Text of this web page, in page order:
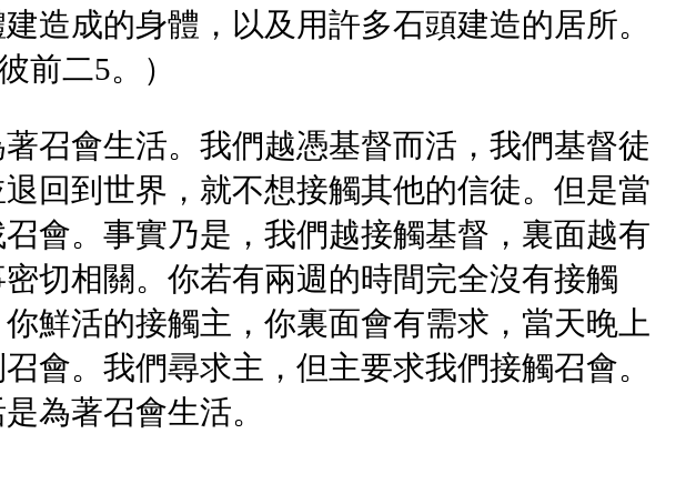
造成的身體，以及用許多石頭建造的居所。
前二5。）
召會生活。我們越憑基督而活，我們基督徒
回到世界，就不想接觸其他的信徒。但是當
會。事實乃是，我們越接觸基督，裏面越有
切相關。你若有兩週的時間完全沒有接觸
鮮活的接觸主，你裏面會有需求，當天晚上
會。我們尋求主，但主要求我們接觸召會。
為著召會生活。